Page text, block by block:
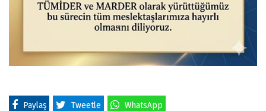
Paylaş Tweetle WhatsApp